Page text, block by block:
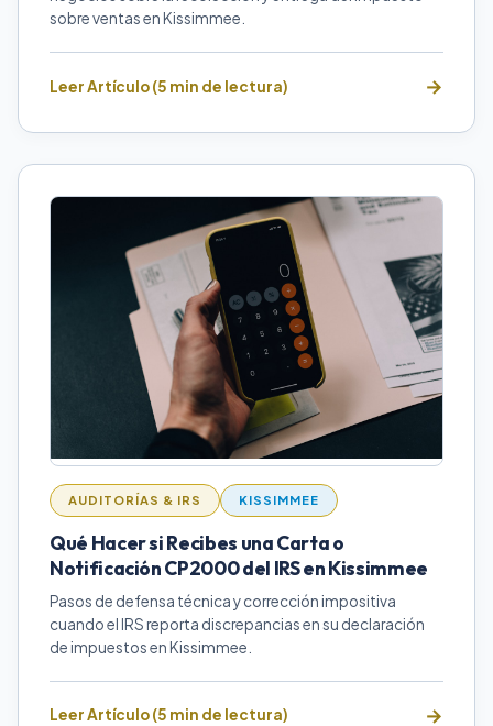
sobre ventas en Kissimmee.
Leer Artículo (5 min de lectura)
AUDITORÍAS & IRS KISSIMMEE
Qué Hacer si Recibes una Carta o
Notificación CP2000 del IRS en Kissimmee
Pasos de defensa técnica y corrección impositiva
cuando el IRS reporta discrepancias en su declaración
de impuestos en Kissimmee.
Leer Artículo (5 min de lectura)